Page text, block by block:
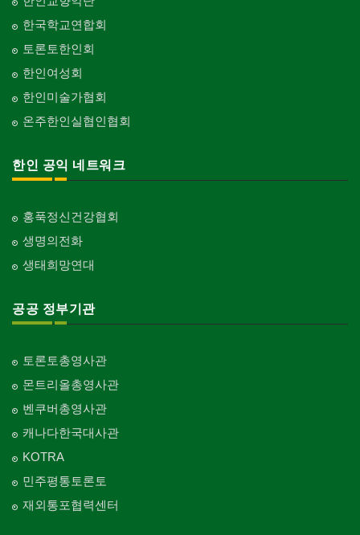
한국학교연합회
토론토한인회
한인여성회
한인미술가협회
온주한인실협인협회
한인 공익 네트워크
홍푹정신건강협회
생명의전화
생태희망연대
공공 정부기관
토론토총영사관
몬트리올총영사관
벤쿠버총영사관
캐나다한국대사관
KOTRA
민주평통토론토
재외통포협력센터